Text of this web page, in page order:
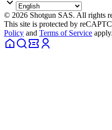
© 2026 Shotgun SAS. All rights
This site is protected by
Policy and Terms of Service apply.